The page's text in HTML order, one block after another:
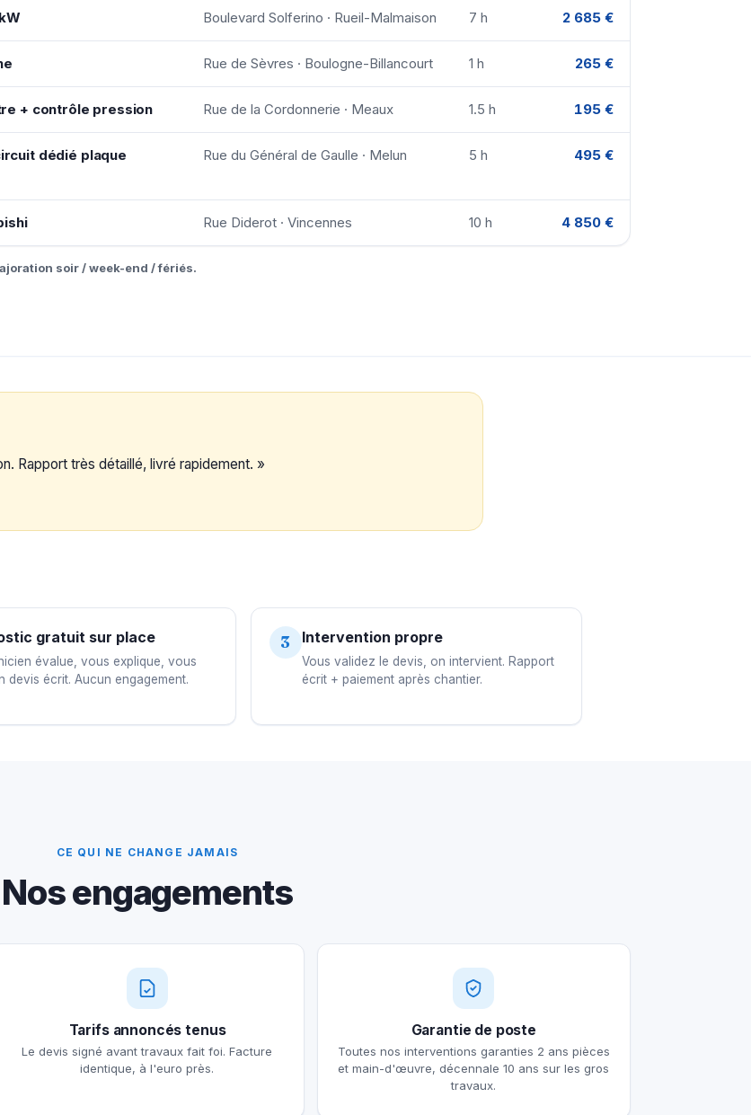
Boulevard Solferino · Rueil-Malmaison 7 h 2 685 €
Rue de Sèvres · Boulogne-Billancourt 1 h 265 €
+ contrôle pression Rue de la Cordonnerie · Meaux 1.5 h 195 €
dédié plaque
Rue du Général de Gaulle · Melun 5 h 495 €
Rue Diderot · Vincennes 10 h 4 850 €
soir / week-end / fériés.
Rapport très détaillé, livré rapidement. »
gratuit sur place
évalue, vous explique, vous
devis écrit. Aucun engagement.
3 Intervention propre
Vous validez le devis, on intervient. Rapport
écrit + paiement après chantier.
CE QUI NE CHANGE JAMAIS
Nos engagements
Tarifs annoncés tenus
Le devis signé avant travaux fait foi. Facture
identique, à l'euro près.
Garantie de poste
Toutes nos interventions garanties 2 ans pièces
et main-d'œuvre, décennale 10 ans sur les gros
travaux.